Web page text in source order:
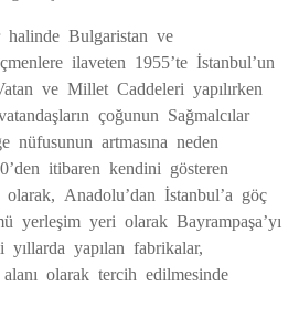
halinde Bulgaristan ve
ilaveten 1955’te İstanbul’un
ve Millet Caddeleri yapılırken
çoğunun Sağmalcılar
nüfusunun artmasına neden
itibaren kendini gösteren
olarak, Anadolu’dan İstanbul’a göç
yerleşim yeri olarak Bayrampaşa’yı
yıllarda yapılan fabrikalar,
alanı olarak tercih edilmesinde